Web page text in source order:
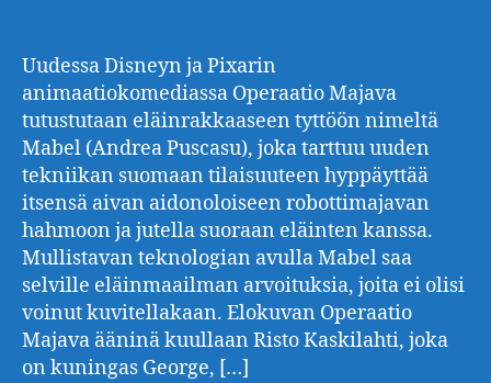
Uudessa Disneyn ja Pixarin
animaatiokomediassa Operaatio Majava
tutustutaan eläinrakkaaseen tyttöön nimeltä
Mabel (Andrea Puscasu), joka tarttuu uuden
tekniikan suomaan tilaisuuteen hyppäyttää
itsensä aivan aidonoloiseen robottimajavan
hahmoon ja jutella suoraan eläinten kanssa.
Mullistavan teknologian avulla Mabel saa
selville eläinmaailman arvoituksia, joita ei olisi
voinut kuvitellakaan. Elokuvan Operaatio
Majava ääninä kuullaan Risto Kaskilahti, joka
on kuningas George, […]